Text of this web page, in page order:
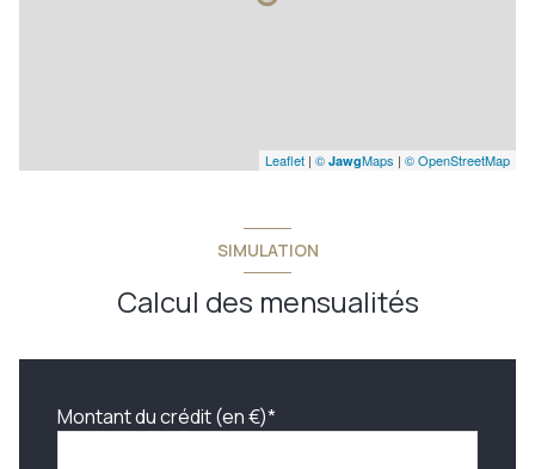
Leaflet | © JawgMaps | © OpenStreetMap
SIMULATION
Calcul des mensualités
Montant du crédit (en €)*